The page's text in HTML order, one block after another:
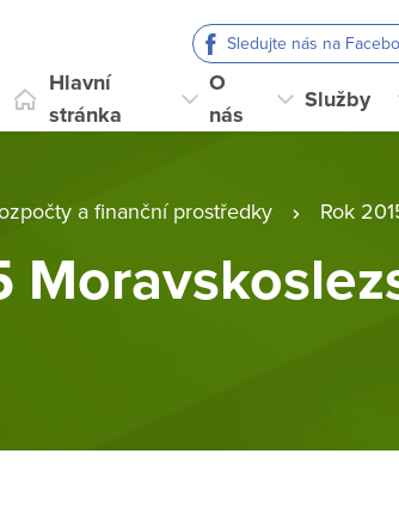
Sledujte nás na
Hlavní
stránka
O
nás
Služby
a finanční prostředky Rok